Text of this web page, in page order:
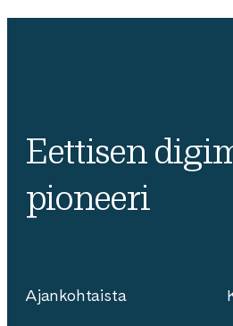
Eettisen
pioneeri
Ajankohtaista